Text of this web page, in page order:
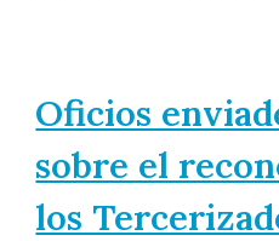
Oficios
sobre el
los